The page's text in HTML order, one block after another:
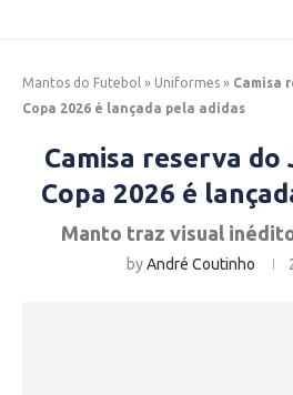
Mantos do Futebol » Uniformes » Camisa
Copa 2026 é lançada pela adidas
Camisa reserva do
Copa 2026 é
Manto traz visual
byAndré Coutinho